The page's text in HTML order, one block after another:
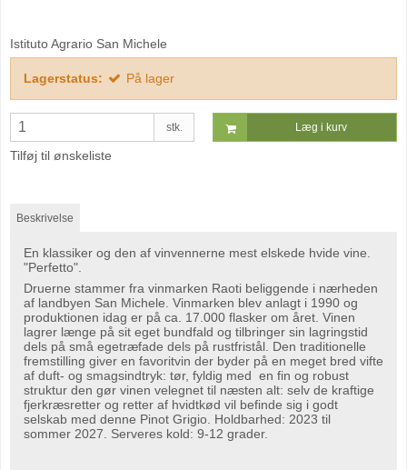
Istituto Agrario San Michele
Lagerstatus: På lager
stk. Læg i kurv
Tilføj til ønskeliste
Beskrivelse
En klassiker og den af vinvennerne mest elskede hvide vine.
"Perfetto".
Druerne stammer fra vinmarken Raoti beliggende i nærheden
af landbyen San Michele. Vinmarken blev anlagt i 1990 og
produktionen idag er på ca. 17.000 flasker om året. Vinen
lagrer længe på sit eget bundfald og tilbringer sin lagringstid
dels på små egetræfade dels på rustfristål. Den traditionelle
fremstilling giver en favoritvin der byder på en meget bred vifte
af duft- og smagsindtryk: tør, fyldig med en fin og robust
struktur den gør vinen velegnet til næsten alt: selv de kraftige
fjerkræsretter og retter af hvidtkød vil befinde sig i godt
selskab med denne Pinot Grigio. Holdbarhed: 2023 til
sommer 2027. Serveres kold: 9-12 grader.